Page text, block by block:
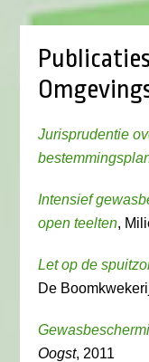
Jurisprudentie
Intensief
open teelten,
Let op de
De
Oogst, 2011